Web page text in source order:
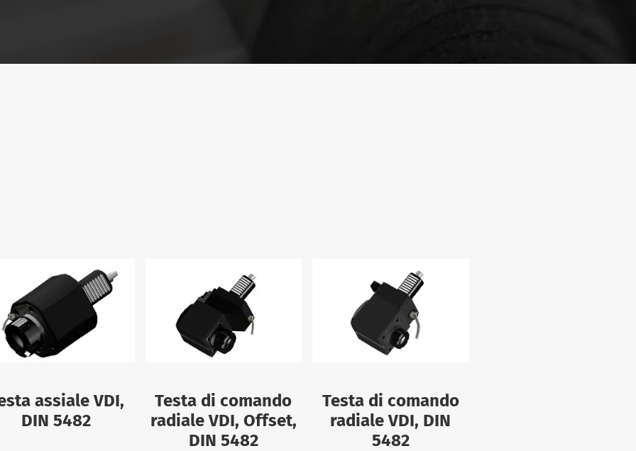
assiale VDI,
DIN 5482
Testa di comando
radiale VDI, Offset,
DIN 5482
Testa di comando
radiale VDI, DIN
5482